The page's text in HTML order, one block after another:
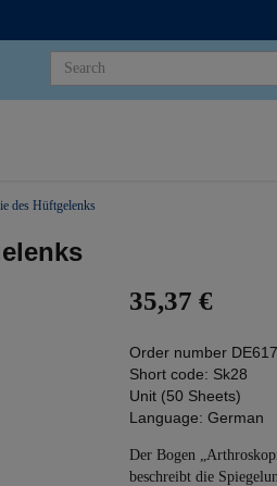
des Hüftgelenks
35,37 €
Order number
Short code: Sk28
Unit (50 Sheets)
Language: German
Der Bogen
beschreibt die